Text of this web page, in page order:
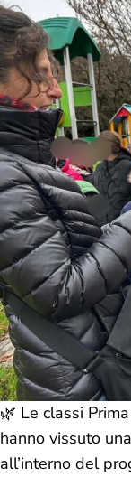
🌿 Le classi
hanno vissuto
all’interno del